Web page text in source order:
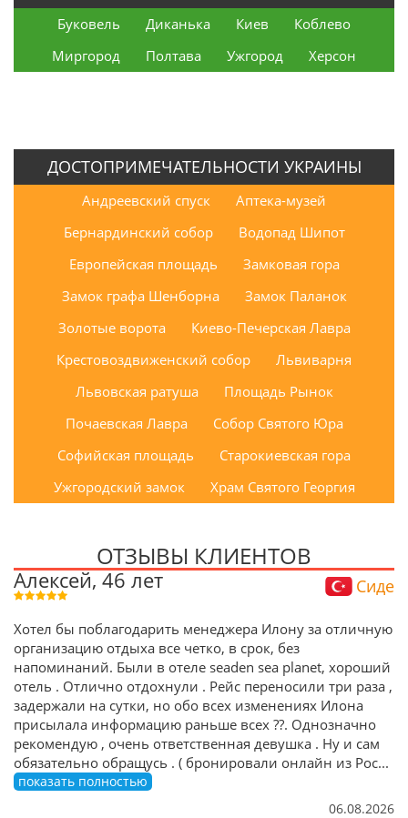
Буковель Диканька Киев
Коблево
Миргород
Полтава Ужгород Херсон
ДОСТОПРИМЕЧАТЕЛЬНОСТИ УКРАИНЫ
Андреевский спуск
Аптека-музей
Бернардинский собор
Водопад Шипот
Европейская площадь
Замковая гора
Замок графа Шенборна
Замок Паланок
Золотые ворота
Киево-Печерская Лавра
Крестовоздвиженский собор
Львиварня
Львовская ратуша
Площадь Рынок
Почаевская Лавра
Собор Святого Юра
Софийская площадь
Старокиевская гора
Ужгородский замок
Храм Святого Георгия
ОТЗЫВЫ КЛИЕНТОВ
Алексей, 46 лет Сиде
Хотел бы поблагодарить менеджера Илону за отличную
организацию отдыха все четко, в срок, без
напоминаний. Были в отеле seaden sea planet, хороший
отель . Отлично отдохнули . Рейс переносили три раза ,
задержали на сутки, но обо всех изменениях Илона
присылала информацию раньше всех ??. Однозначно
рекомендую , очень ответственная девушка . Ну и сам
обязательно обращусь . ( бронировали онлайн из Рос...
показать полностью
06.08.2026